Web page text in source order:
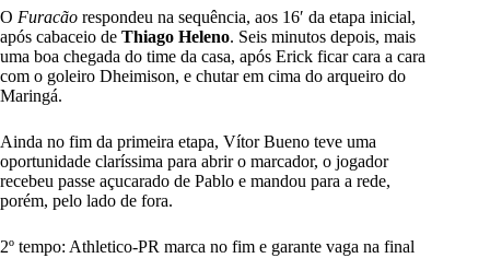
O Furacão respondeu na sequência, aos 16′ da etapa inicial,
após cabaceio de Thiago Heleno. Seis minutos depois, mais
uma boa chegada do time da casa, após Erick ficar cara a cara
com o goleiro Dheimison, e chutar em cima do arqueiro do
Maringá.
Ainda no fim da primeira etapa, Vítor Bueno teve uma
oportunidade claríssima para abrir o marcador, o jogador
recebeu passe açucarado de Pablo e mandou para a rede,
porém, pelo lado de fora.
2º tempo: Athletico-PR marca no fim e garante vaga na final